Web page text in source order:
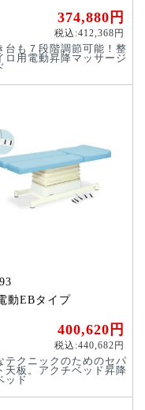
374,880円
税込:412,368円
台も７段階調節可能！整
ロ用電動昇降マッサージ
動EBタイプ
400,620円
税込:440,682円
テクニックのためのセパ
天板。アクチベッド昇降
ッド